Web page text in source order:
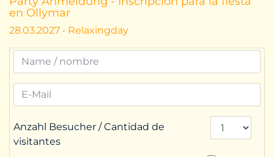
en Ollymar
28.03.2027 • Relaxingday
Anzahl Besucher / Cantidad de
visitantes